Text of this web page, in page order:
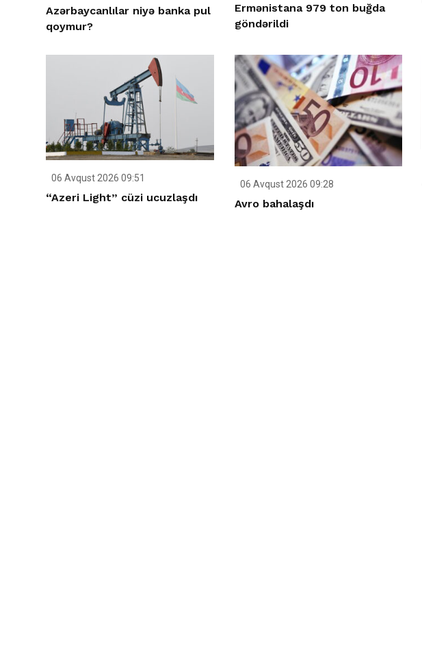
Azərbaycanlılar niyə banka pul
qoymur?
Ermənistana 979 ton buğda
göndərildi
06 Avqust 2026 09:51
“Azeri Light” cüzi ucuzlaşdı
06 Avqust 2026 09:28
Avro bahalaşdı